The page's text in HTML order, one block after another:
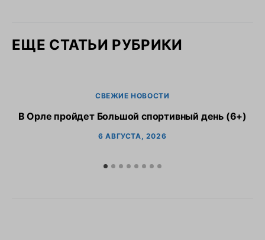
ЕЩЕ СТАТЬИ РУБРИКИ
СВЕЖИЕ НОВОСТИ
В Орле пройдет Большой спортивный день (6+)
6 АВГУСТА, 2026